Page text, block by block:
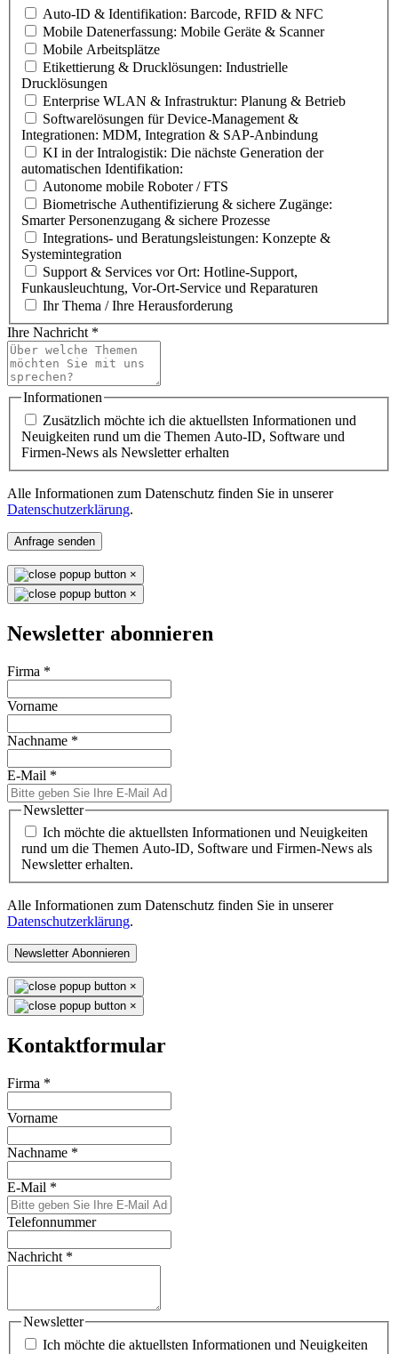
Auto-ID & Identifikation: Barcode, RFID & NFC
Mobile Datenerfassung: Mobile Geräte & Scanner
Mobile Arbeitsplätze
Etikettierung & Drucklösungen: Industrielle
Drucklösungen
Enterprise WLAN & Infrastruktur: Planung & Betrieb
Softwarelösungen für Device-Management &
Integrationen: MDM, Integration & SAP-Anbindung
KI in der Intralogistik: Die nächste Generation der
automatischen Identifikation:
Autonome mobile Roboter / FTS
Biometrische Authentifizierung & sichere Zugänge:
Smarter Personenzugang & sichere Prozesse
Integrations- und Beratungsleistungen: Konzepte &
Systemintegration
Support & Services vor Ort: Hotline-Support,
Funkausleuchtung, Vor-Ort-Service und Reparaturen
Ihr Thema / Ihre Herausforderung
Ihre Nachricht *
Informationen
Zusätzlich möchte ich die aktuellsten Informationen und
Neuigkeiten rund um die Themen Auto-ID, Software und
Firmen-News als Newsletter erhalten
Alle Informationen zum Datenschutz finden Sie in unserer
Datenschutzerklärung.
Anfrage senden
×
×
Newsletter abonnieren
Firma *
Vorname
Nachname *
E-Mail *
Newsletter
Ich möchte die aktuellsten Informationen und Neuigkeiten
rund um die Themen Auto-ID, Software und Firmen-News als
Newsletter erhalten.
Alle Informationen zum Datenschutz finden Sie in unserer
Datenschutzerklärung.
Newsletter Abonnieren
×
×
Kontaktformular
Firma *
Vorname
Nachname *
E-Mail *
Telefonnummer
Nachricht *
Newsletter
Ich möchte die aktuellsten Informationen und Neuigkeiten